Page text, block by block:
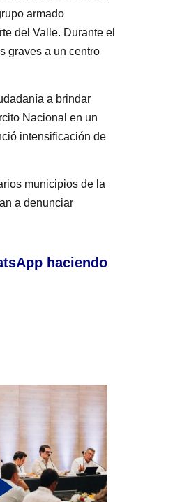
armado
del Valle. Durante el
graves a un centro
a brindar
Nacional en un
intensificación de
municipios de la
a denunciar
haciendo